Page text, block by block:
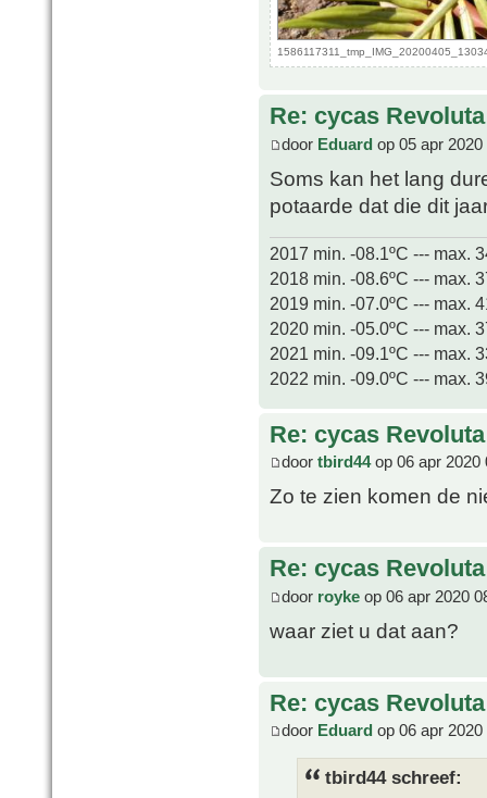
Re: cycas Revoluta
door Eduard op 05 apr 2020
Soms kan het lang
potaarde dat die dit
2017 min. -08.1ºC --- max.
2018 min. -08.6ºC --- max.
2019 min. -07.0ºC --- max.
2020 min. -05.0ºC --- max.
2021 min. -09.1ºC --- max.
2022 min. -09.0ºC --- max.
Re: cycas Revoluta
door tbird44op 06 apr 2020
Zo te zien komen de
Re: cycas Revoluta
door royke op 06 apr 2020
waar ziet u dat aan?
Re: cycas Revoluta
door Eduard op 06 apr 2020
tbird44 schreef: